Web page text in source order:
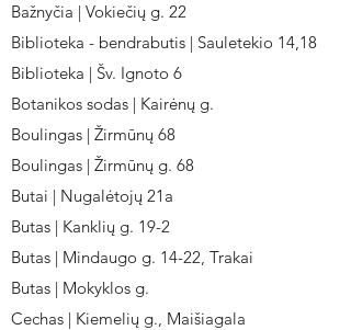
Bažnyčia | Vokiečių g. 22
Biblioteka - bendrabutis | Sauletekio 14,18
Biblioteka | Šv. Ignoto 6
Botanikos sodas | Kairėnų g.
Boulingas | Žirmūnų 68
Boulingas | Žirmūnų g. 68
Butai | Nugalėtojų 21a
Butas | Kanklių g. 19-2
Butas | Mindaugo g. 14-22, Trakai
Butas | Mokyklos g.
Cechas | Kiemelių g., Maišiagala